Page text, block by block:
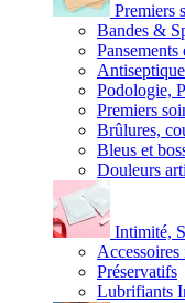
Premiers
Bandes &
Pansements
Antiseptique
Podologie,
Premiers
Brûlures,
Bleus et
Douleurs
Intimité,
Accessoires
Préservatifs
Lubrifiants